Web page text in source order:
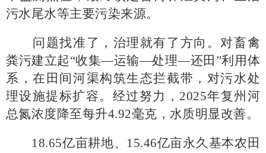
污水尾水等主要污染来源。
问题找准了，治理就有了方向。对畜禽
粪污建立起“收集—运输—处理—还田”利用体
系，在田间河渠构筑生态拦截带，对污水处
理设施提标扩容。经过努力，2025年复州河
总氮浓度降至每升4.92毫克，水质明显改善。
18.65亿亩耕地、15.46亿亩永久基本农田